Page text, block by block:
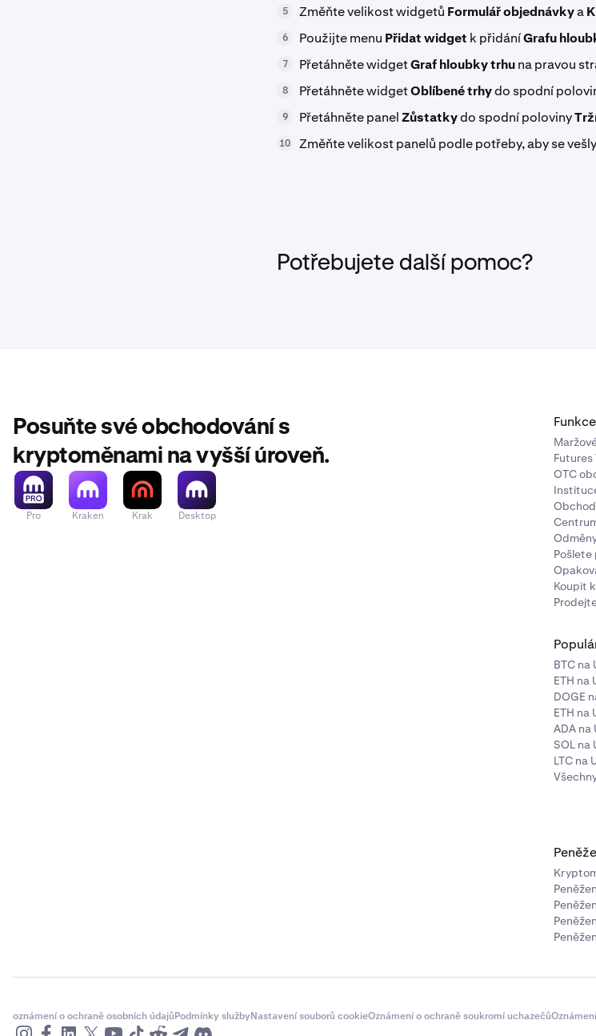
5 Změňte velikost widgetů Formulář objednávkya
6 Použijte menu Přidat widget k přidáníGrafu
7 Přetáhněte widgetGraf hloubky trhuna pravou
8 Přetáhněte widgetOblíbené trhydo spodní
9 Přetáhněte panelZůstatkydo spodní poloviny
10 Změňte velikost panelů podle potřeby, aby se
Potřebujete další pomoc?
Posuňte své obchodování s
kryptoměnami na vyšší úroveň.
Pro Kraken Krak Desktop
Funkce
Futures
OTC
Pošlete
Koupit
BTC na
ETH na
DOGE
ETH na
ADA na
SOL na
LTC na
oznámení o ochraně osobních údajůPodmínky službyNastavení souborů cookieOznámení o ochraně soukromí uchazečůOznámení